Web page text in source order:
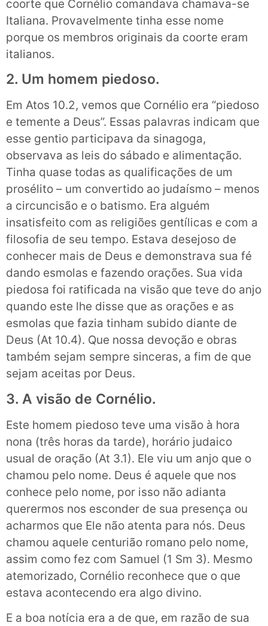
coorte que Cornélio comandava chamava-se
Italiana. Provavelmente tinha esse nome
porque os membros originais da coorte eram
italianos.
2. Um homem piedoso.
Em Atos 10.2, vemos que Cornélio era “piedoso
e temente a Deus”. Essas palavras indicam que
esse gentio participava da sinagoga,
observava as leis do sábado e alimentação.
Tinha quase todas as qualificações de um
prosélito – um convertido ao judaísmo – menos
a circuncisão e o batismo. Era alguém
insatisfeito com as religiões gentílicas e com a
filosofia de seu tempo. Estava desejoso de
conhecer mais de Deus e demonstrava sua fé
dando esmolas e fazendo orações. Sua vida
piedosa foi ratificada na visão que teve do anjo
quando este lhe disse que as orações e as
esmolas que fazia tinham subido diante de
Deus (At 10.4). Que nossa devoção e obras
também sejam sempre sinceras, a fim de que
sejam aceitas por Deus.
3. A visão de Cornélio.
Este homem piedoso teve uma visão à hora
nona (três horas da tarde), horário judaico
usual de oração (At 3.1). Ele viu um anjo que o
chamou pelo nome. Deus é aquele que nos
conhece pelo nome, por isso não adianta
querermos nos esconder de sua presença ou
acharmos que Ele não atenta para nós. Deus
chamou aquele centurião romano pelo nome,
assim como fez com Samuel (1 Sm 3). Mesmo
atemorizado, Cornélio reconhece que o que
estava acontecendo era algo divino.
E a boa notícia era a de que, em razão de sua